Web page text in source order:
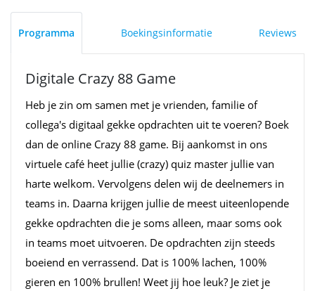
Programma Boekingsinformatie Reviews
Digitale Crazy 88 Game
Heb je zin om samen met je vrienden, familie of
collega's digitaal gekke opdrachten uit te voeren? Boek
dan de online Crazy 88 game. Bij aankomst in ons
virtuele café heet jullie (crazy) quiz master jullie van
harte welkom. Vervolgens delen wij de deelnemers in
teams in. Daarna krijgen jullie de meest uiteenlopende
gekke opdrachten die je soms alleen, maar soms ook
in teams moet uitvoeren. De opdrachten zijn steeds
boeiend en verrassend. Dat is 100% lachen, 100%
gieren en 100% brullen! Weet jij hoe leuk? Je ziet je